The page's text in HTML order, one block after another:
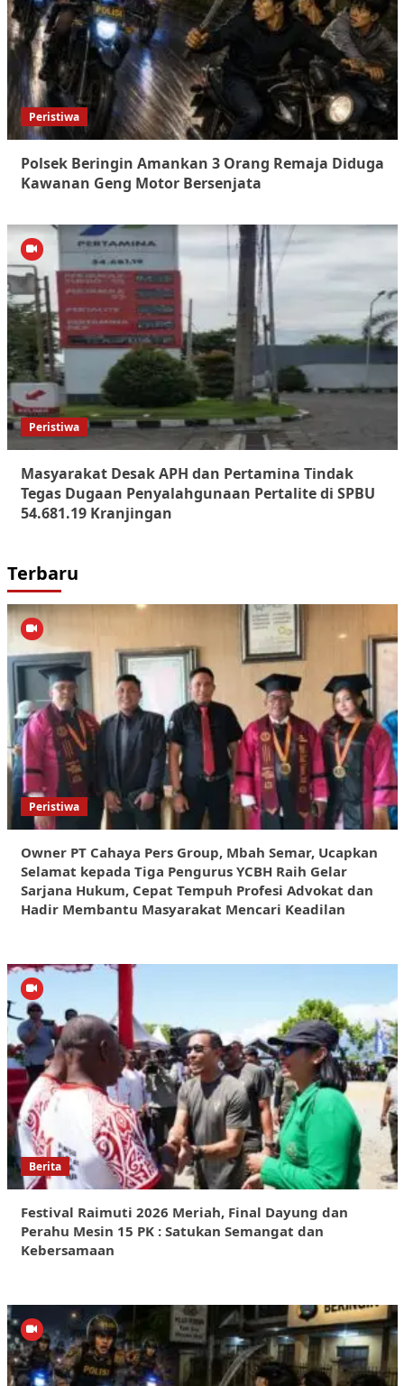
Peristiwa
Polsek Beringin Amankan 3 Orang Remaja Diduga
Kawanan Geng Motor Bersenjata
Peristiwa
Masyarakat Desak APH dan Pertamina Tindak
Tegas Dugaan Penyalahgunaan Pertalite di SPBU
54.681.19 Kranjingan
Terbaru
Peristiwa
Owner PT Cahaya Pers Group, Mbah Semar, Ucapkan
Selamat kepada Tiga Pengurus YCBH Raih Gelar
Sarjana Hukum, Cepat Tempuh Profesi Advokat dan
Hadir Membantu Masyarakat Mencari Keadilan
Berita
Festival Raimuti 2026 Meriah, Final Dayung dan
Perahu Mesin 15 PK : Satukan Semangat dan
Kebersamaan